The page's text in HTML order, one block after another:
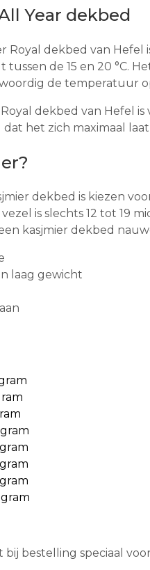
Year dekbed
Royal dekbed van
tussen de 15 en 20 °C.
de temperatuur
dekbed van Hefel
dat het zich maximaal
dekbed is kiezen
is slechts 12 tot 19
kasjmier dekbed
laag gewicht
bij bestelling speciaal